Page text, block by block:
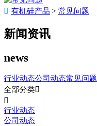
 有机硅产品 > 常见问题
新闻资讯
news
行业动态公司动态常见问题
全部分类

行业动态
公司动态